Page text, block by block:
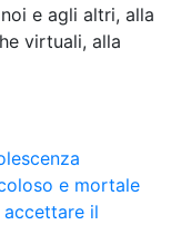
e agli altri, alla
virtuali, alla
e mortale
accettare il